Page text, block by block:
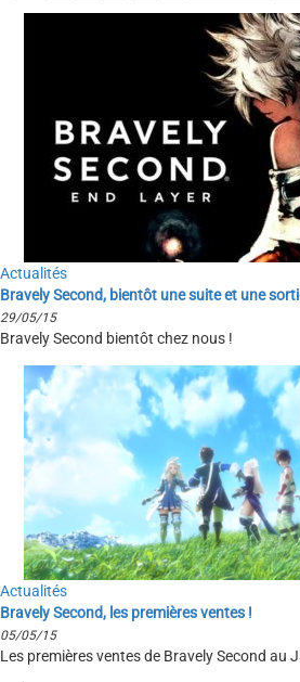
Actualités
Bravely Second, bientôt une suite et une
29/05/15
Bravely Second bientôt chez nous !
Actualités
Bravely Second, les premières ventes !
05/05/15
Les premières ventes de Bravely Second au